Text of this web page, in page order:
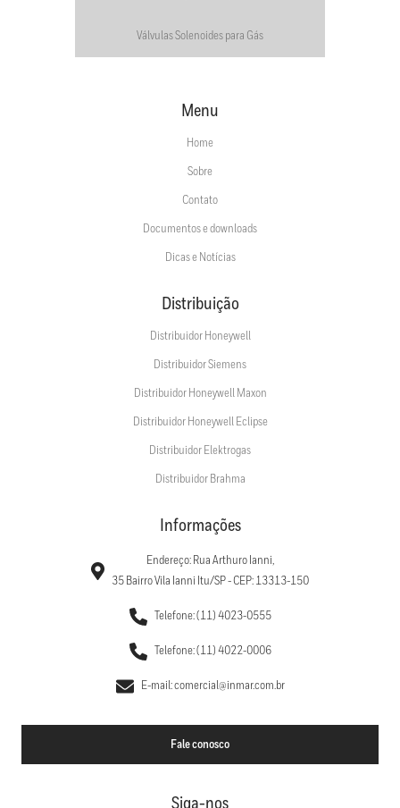
Válvulas Solenoides para Gás
Menu
Home
Sobre
Contato
Documentos e downloads
Dicas e Notícias
Distribuição
Distribuidor Honeywell
Distribuidor Siemens
Distribuidor Honeywell Maxon
Distribuidor Honeywell Eclipse
Distribuidor Elektrogas
Distribuidor Brahma
Informações
Endereço: Rua Arthuro Ianni,
35 Bairro Vila Ianni Itu/SP - CEP: 13313-150
Telefone: (11) 4023-0555
Telefone: (11) 4022-0006
E-mail: comercial@inmar.com.br
Fale conosco
Siga-nos